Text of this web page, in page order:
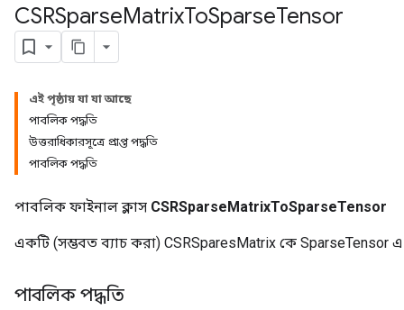
CSRSparseMatrixToSparseTensor
এই পৃষ্ঠায় যা যা আছে
পাবলিক পদ্ধতি
উত্তরাধিকারসূত্রে প্রাপ্ত পদ্ধতি
পাবলিক পদ্ধতি
পাবলিক ফাইনাল ক্লাস CSRSparseMatrixToSparseTensor
একটি (সম্ভবত ব্যাচ করা) CSRSparesMatrix কে SparseTensor
পাবলিক পদ্ধতি